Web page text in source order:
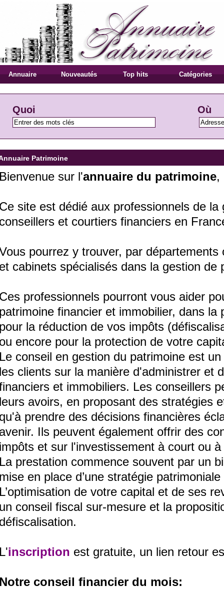
Annuaire Nouveautés Top hits Catégories
Quoi Où
Patrimoine
sur l'annuaire du patrimoine,
site est dédié aux professionnels de la
et courtiers financiers en
pourrez y trouver, par
cabinets spécialisés dans la gestion de
professionnels pourront vous aider
financier et immobilier, dans la
la réduction de vos impôts
encore pour la protection de votre
conseil en gestion du patrimoine est un
clients sur lamanière d'administrer et
ciers et immobiliers. Les conseillers
urs avoirs, en proposant des stratégies
'àprendre des décisions financières é
ir. Ils peuvent également offrir des
ôts et sur l'investissement àcourt ou à
prestation commence souvent par un
en place d’une stratégie
de votre capital et de ses
conseil fiscal sur-mesure et la
'inscription est gratuite, un lien retour
conseil financier du mois: